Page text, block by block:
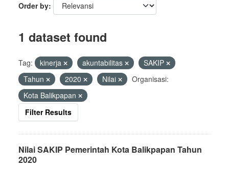
Order by
1 dataset found
Tag: kinerja akuntabilitas
SAKIP
Tahun
2020 Nilai
Organisasi:
Kota Balikpapan
Filter Results
Nilai SAKIP Pemerintah Kota Balikpapan Tahun
2020